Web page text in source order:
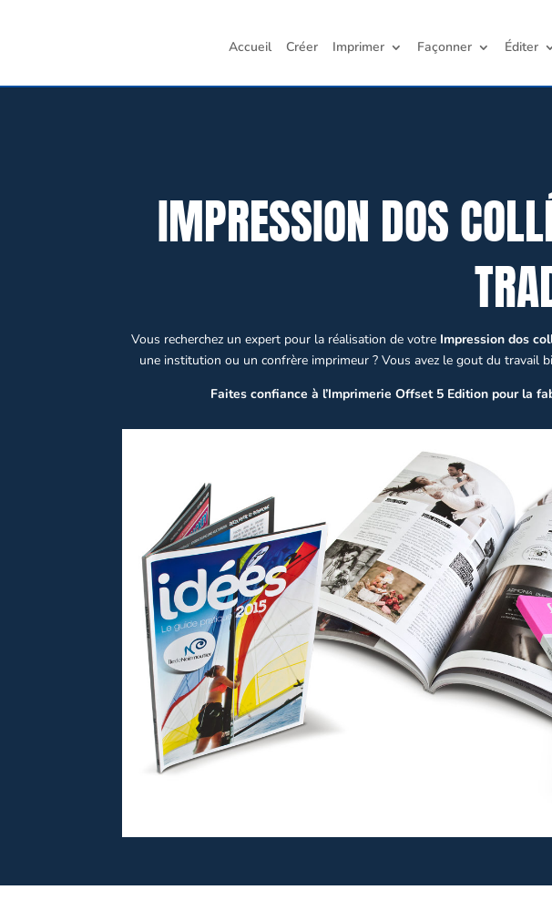
Accueil Créer Imprimer Façonner Éditer
IMPRESSION DOS
Vous recherchez un expert pour la réalisation de votre Impression dos
une institution ou un confrère imprimeur ? Vous avez le gout du travail
Faites confiance à l’Imprimerie Offset 5 Edition pour la